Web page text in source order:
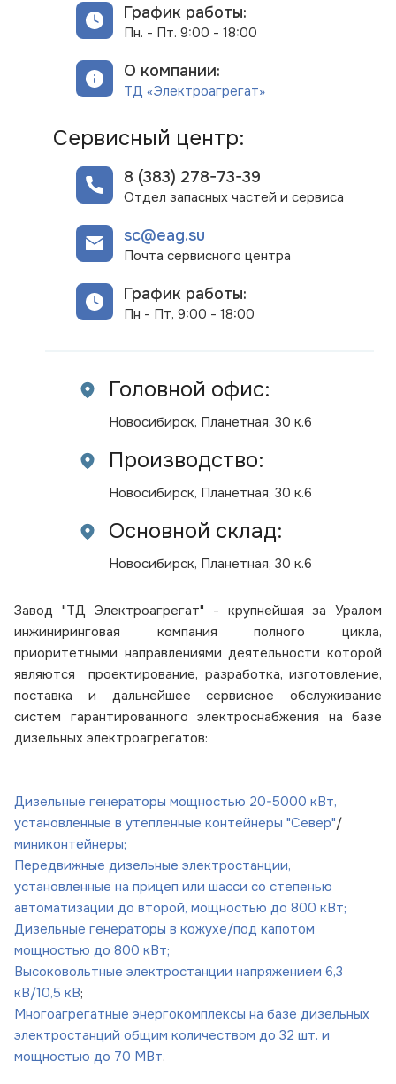
График работы:
Пн. - Пт. 9:00 - 18:00
О компании:
ТД «Электроагрегат»
Сервисный центр:
8 (383) 278-73-39
Отдел запасных частей и сервиса
sc@eag.su
Почта сервисного центра
График работы:
Пн - Пт, 9:00 - 18:00
Головной офис:
Новосибирск, Планетная, 30 к.6
Производство:
Новосибирск, Планетная, 30 к.6
Основной склад:
Новосибирск, Планетная, 30 к.6
Завод "ТД Электроагрегат" - крупнейшая за Уралом
инжиниринговая компания полного цикла,
приоритетными направлениями деятельности которой
являются проектирование, разработка, изготовление,
поставка и дальнейшее сервисное обслуживание
систем гарантированного электроснабжения на базе
дизельных электроагрегатов:
Дизельные генераторы мощностью 20-5000 кВт,
установленные в утепленные контейнеры "Север"/
миниконтейнеры;
Передвижные дизельные электростанции,
установленные на прицеп или шасси со степенью
автоматизации до второй, мощностью до 800 кВт;
Дизельные генераторы в кожухе/под капотом
мощностью до 800 кВт;
Высоковольтные электростанции напряжением 6,3
кВ/10,5 кВ;
Многоагрегатные энергокомплексы на базе дизельных
электростанций общим количеством до 32 шт. и
мощностью до 70 МВт.